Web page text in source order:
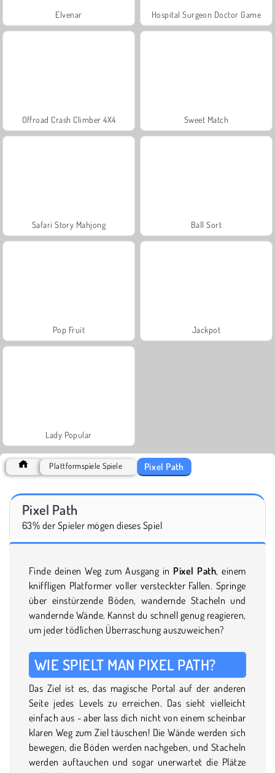
Elvenar Hospital Surgeon Doctor Game
Offroad Crash Climber 4X4 Sweet Match
Safari Story Mahjong Ball Sort
Pop Fruit Jackpot
Lady Popular
Plattformspiele Spiele Pixel Path
Pixel Path
63% der Spieler mögen dieses Spiel
Finde deinen Weg zum Ausgang in Pixel Path, einem
kniffligen Platformer voller versteckter Fallen. Springe
über einstürzende Böden, wandernde Stacheln und
wandernde Wände. Kannst du schnell genug reagieren,
um jeder tödlichen Überraschung auszuweichen?
WIE SPIELT MAN PIXEL PATH?
Das Ziel ist es, das magische Portal auf der anderen
Seite jedes Levels zu erreichen. Das sieht vielleicht
einfach aus - aber lass dich nicht von einem scheinbar
klaren Weg zum Ziel täuschen! Die Wände werden sich
bewegen, die Böden werden nachgeben, und Stacheln
werden auftauchen und sogar unerwartet die Plätze